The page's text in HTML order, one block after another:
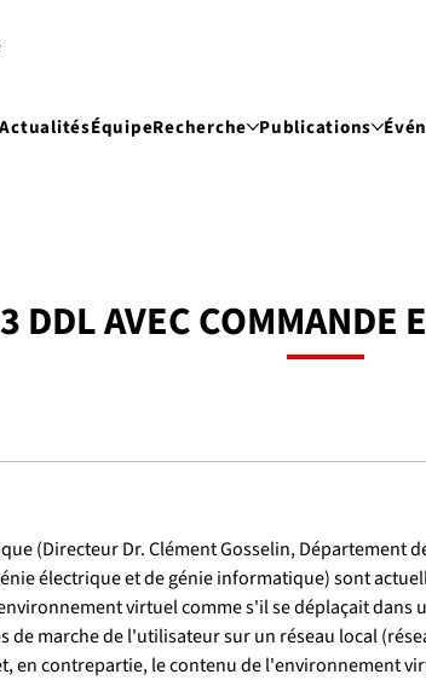
ActualitésÉquipeRecherche Publications
DDL AVEC COMMANDE
(Directeur Dr. Clément Gosselin, Département
électrique et de génie informatique) sont
virtuel comme s'il se déplaçait
marche de l'utilisateur sur un réseau local
contrepartie, le contenu de l'environnement